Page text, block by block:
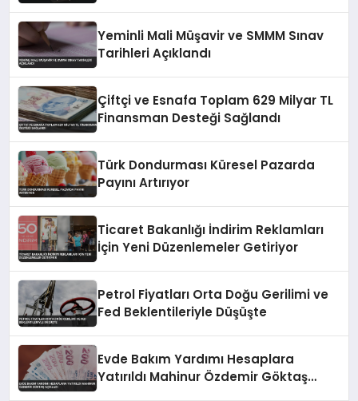
Yeminli Mali Müşavir ve SMMM Sınav
Tarihleri Açıklandı
Çiftçi ve Esnafa Toplam 629 Milyar TL
Finansman Desteği Sağlandı
Türk Dondurması Küresel Pazarda
Payını Artırıyor
Ticaret Bakanlığı İndirim Reklamları
İçin Yeni Düzenlemeler Getiriyor
Petrol Fiyatları Orta Doğu Gerilimi ve
Fed Beklentileriyle Düşüşte
Evde Bakım Yardımı Hesaplara
Yatırıldı Mahinur Özdemir Göktaş